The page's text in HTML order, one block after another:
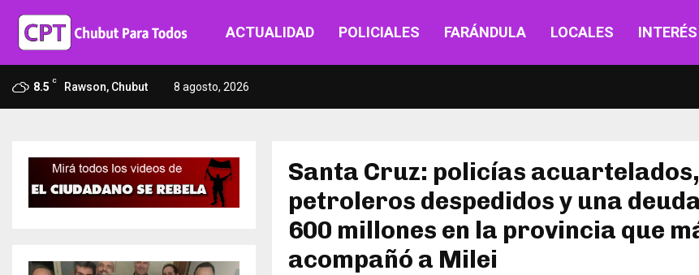
ACTUALIDAD POLICIALES FARÁNDULA LOCALES
8.5 C Rawson, Chubut 8 agosto, 2026
Santa Cruz: policías acuartelados,
petroleros despedidos y una
600 millones en la provincia que
acompañó a Milei